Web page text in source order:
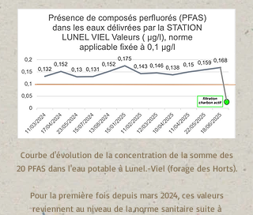
Courbe d'évolution de la concentration de la somme des
20 PFAS dans l'eau potable à Lunel.-Viel (forage des Horts).
Pour la première fois depuis mars 2024, ces valeurs
reviennent au niveau de la norme sanitaire suite à